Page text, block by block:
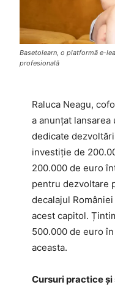
Basetolearn, o platformă e-
profesională
Raluca Neagu,
a anunțat
dedicate
investiție de
200.000 de euro
pentru dezvoltare
decalajul
acest capitol.
500.000 de euro
aceasta.
Cursuri practice